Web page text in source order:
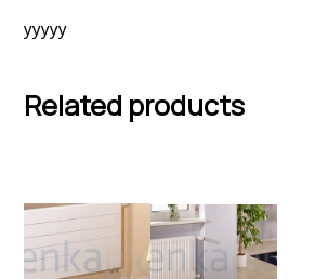
yyyyy
Related products